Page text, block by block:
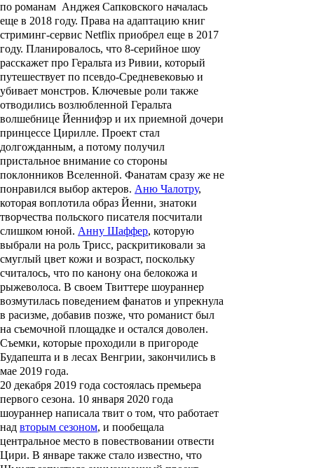
по романам Анджея Сапковского началась
еще в 2018 году. Права на адаптацию книг
стриминг-сервис Netflix приобрел еще в 2017
году. Планировалось, что 8-серийное шоу
расскажет про Геральта из Ривии, который
путешествует по псевдо-Средневековью и
убивает монстров. Ключевые роли также
отводились возлюбленной Геральта
волшебнице Йеннифэр и их приемной дочери
принцессе Цирилле. Проект стал
долгожданным, а потому получил
пристальное внимание со стороны
поклонников Вселенной. Фанатам сразу же не
понравился выбор актеров. Аню Чалотру,
которая воплотила образ Йенни, знатоки
творчества польского писателя посчитали
слишком юной. Анну Шаффер, которую
выбрали на роль Трисс, раскритиковали за
смуглый цвет кожи и возраст, поскольку
считалось, что по канону она белокожа и
рыжеволоса. В своем Твиттере шоураннер
возмутилась поведением фанатов и упрекнула
в расизме, добавив позже, что романист был
на съемочной площадке и остался доволен.
Съемки, которые проходили в пригороде
Будапешта и в лесах Венгрии, закончились в
мае 2019 года.
20 декабря 2019 года состоялась премьера
первого сезона. 10 января 2020 года
шоураннер написала твит о том, что работает
над вторым сезоном, и пообещала
центральное место в повествовании отвести
Цири. В январе также стало известно, что